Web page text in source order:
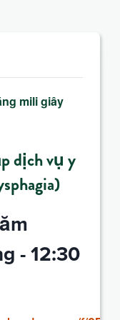
mili giây
dịch vụ y
-12:30